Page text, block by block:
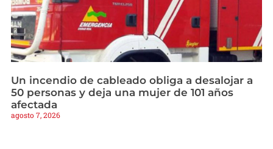
Un incendio de cableado obliga a desalojar a
50 personas y deja una mujer de 101 años
afectada
agosto 7, 2026